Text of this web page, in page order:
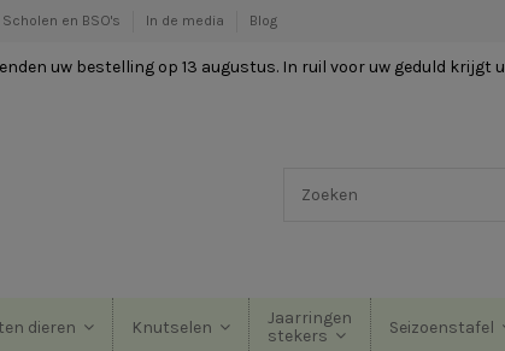
Scholen en BSO's In de media Blog
uw bestelling op 13 augustus. In ruil voor uw geduld krijgt u
dieren Knutselen
Jaarringen
stekers
Seizoenstafel